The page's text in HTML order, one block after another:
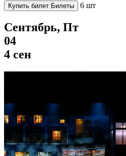
Купить билет Билеты 6 шт
Сентябрь, Пт
04
4 сен